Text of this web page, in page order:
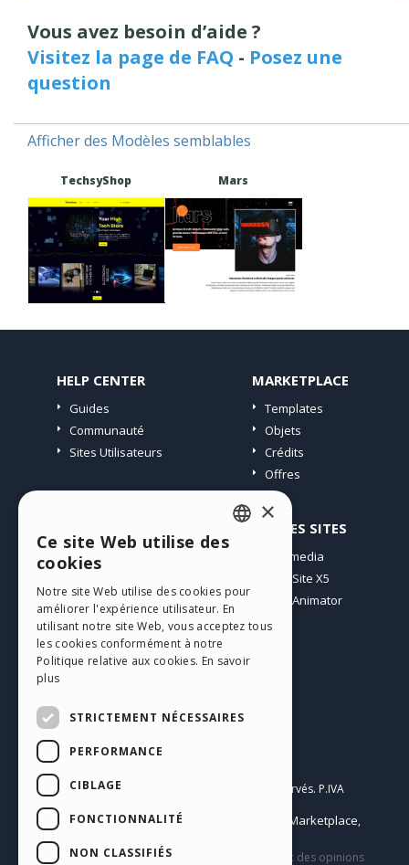
Vous avez besoin d’aide ?
Visitez la page de FAQ - Posez une
question
Afficher des Modèles semblables
TechsyShop Mars
HELP CENTER
Guides
Communauté
Sites Utilisateurs
MARKETPLACE
Templates
Objets
Crédits
Offres
Mes Messages
Télécharger
Espace Web
Mes Crédits
AUTRES SITES
Incomedia
WebSite X5
WebAnimator
Français
Copyright © 2026
Tous droits réservés. P.IVA
IT07514640015
Conditions d'utilisation WebSite X5:
Help Center / Marketplace,
Ce site contient des contenus, des commentaires et des opinions
ENGLISH
GERMAN
SPANISH
×
Ce site Web utilise des
cookies
Notre site Web utilise des cookies pour
améliorer l'expérience utilisateur. En
utilisant notre site Web, vous acceptez tous
les cookies conformément à notre
Politique relative aux cookies. En savoir
plus
STRICTEMENT NÉCESSAIRES
PERFORMANCE
CIBLAGE
FONCTIONNALITÉ
NON CLASSIFIÉS